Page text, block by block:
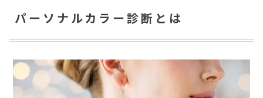
パーソナルカラー診断とは